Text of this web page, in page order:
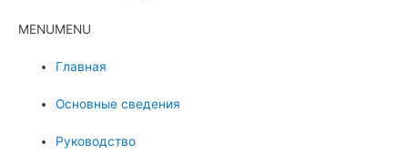
MENUMENU
Главная
Основные сведения
Руководство